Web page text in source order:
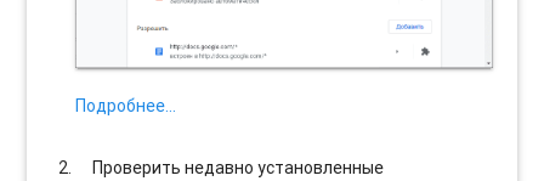
Подробнее…
Проверить недавно установленные